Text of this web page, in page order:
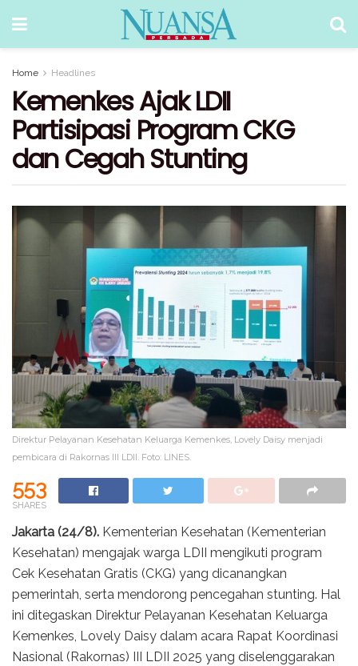
Home Headlines
Kemenkes Ajak LDII
Partisipasi Program CKG
dan Cegah Stunting
Direktur Pelayanan Kesehatan Keluarga Kemenkes, Lovely Daisy menjadi
pembicara di Rakornas III LDII. Foto: LINES.
553
SHARES
Jakarta (24/8). Kementerian Kesehatan (Kementerian
Kesehatan) mengajak warga LDII mengikuti program
Cek Kesehatan Gratis (CKG) yang dicanangkan
pemerintah, serta mendorong pencegahan stunting. Hal
ini ditegaskan Direktur Pelayanan Kesehatan Keluarga
Kemenkes, Lovely Daisy dalam acara Rapat Koordinasi
Nasional (Rakornas) III LDII 2025 yang diselenggarakan